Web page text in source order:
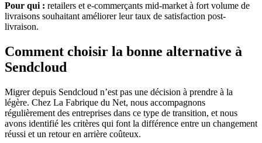
Pour qui : retailers et e-commerçants mid-market à fort volume de
livraisons souhaitant améliorer leur taux de satisfaction post-
livraison.
Comment choisir la bonne alternative à
Sendcloud
Migrer depuis Sendcloud n’est pas une décision à prendre à la
légère. Chez La Fabrique du Net, nous accompagnons
régulièrement des entreprises dans ce type de transition, et nous
avons identifié les critères qui font la différence entre un changement
réussi et un retour en arrière coûteux.